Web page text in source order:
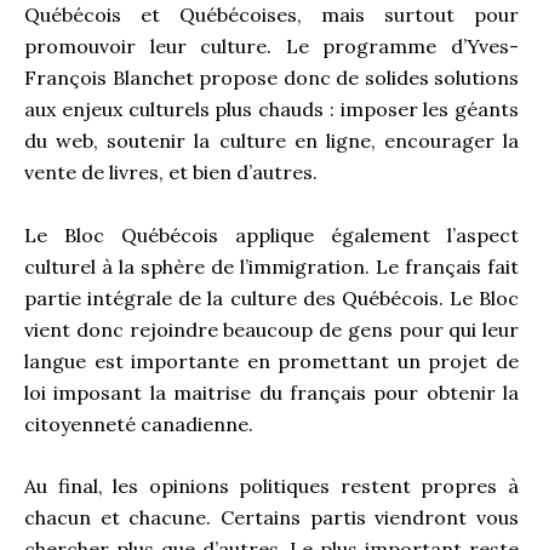
Québécois et Québécoises, mais surtout pour
promouvoir leur culture. Le programme d’Yves-
François Blanchet propose donc de solides solutions
aux enjeux culturels plus chauds : imposer les géants
du web, soutenir la culture en ligne, encourager la
vente de livres, et bien d’autres.
Le Bloc Québécois applique également l’aspect
culturel à la sphère de l’immigration. Le français fait
partie intégrale de la culture des Québécois. Le Bloc
vient donc rejoindre beaucoup de gens pour qui leur
langue est importante en promettant un projet de
loi imposant la maitrise du français pour obtenir la
citoyenneté canadienne.
Au final, les opinions politiques restent propres à
chacun et chacune. Certains partis viendront vous